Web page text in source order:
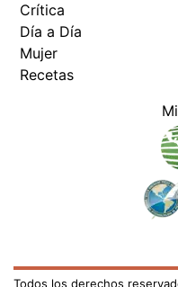
Crítica
Día a Día
Mujer
Recetas
Todos los derechos